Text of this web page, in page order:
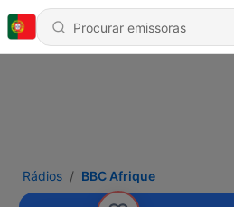
Rádios BBC Afrique